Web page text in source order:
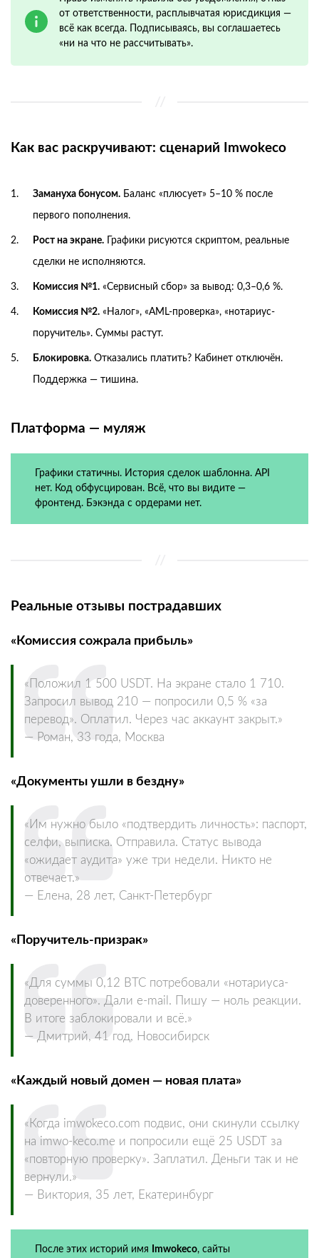
от ответственности, расплывчатая юрисдикция —
всё как всегда. Подписываясь, вы соглашаетесь
«ни на что не рассчитывать».
Как вас раскручивают: сценарий Imwokeco
Замануха бонусом. Баланс «плюсует» 5–10 % после
первого пополнения.
Рост на экране. Графики рисуются скриптом, реальные
сделки не исполняются.
Комиссия №1. «Сервисный сбор» за вывод: 0,3–0,6 %.
Комиссия №2. «Налог», «AML‑проверка», «нотариус-
поручитель». Суммы растут.
Блокировка. Отказались платить? Кабинет отключён.
Поддержка — тишина.
Платформа — муляж
Графики статичны. История сделок шаблонна. API
нет. Код обфусцирован. Всё, что вы видите —
фронтенд. Бэкэнда с ордерами нет.
Реальные отзывы пострадавших
«Комиссия сожрала прибыль»
«Положил 1 500 USDT. На экране стало 1 710.
Запросил вывод 210 — попросили 0,5 % «за
перевод». Оплатил. Через час аккаунт закрыт.»
— Роман, 33 года, Москва
«Документы ушли в бездну»
«Им нужно было «подтвердить личность»: паспорт,
селфи, выписка. Отправила. Статус вывода
«ожидает аудита» уже три недели. Никто не
отвечает.»
— Елена, 28 лет, Санкт-Петербург
«Поручитель-призрак»
«Для суммы 0,12 BTC потребовали «нотариуса-
доверенного». Дали e-mail. Пишу — ноль реакции.
В итоге заблокировали и всё.»
— Дмитрий, 41 год, Новосибирск
«Каждый новый домен — новая плата»
«Когда imwokeco.com подвис, они скинули ссылку
на imwo-keco.me и попросили ещё 25 USDT за
«повторную проверку». Заплатил. Деньги так и не
вернули.»
— Виктория, 35 лет, Екатеринбург
После этих историй имя Imwokeco, сайты